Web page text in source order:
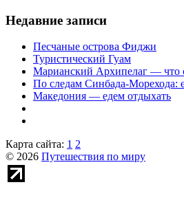
Недавние записи
Песчаные острова Фиджи
Туристический Гуам
Марианский Архипелаг — что
По следам Синбада-Морехода:
Македония — едем отдыхать
Карта сайта: 1 2
© 2026 Путешествия по миру